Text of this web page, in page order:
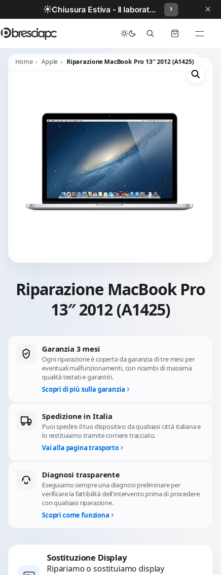
☀️ Chiusura Estiva - Il laboratorio resterà chiuso per ferie dal 29/06/2026 al 05/07/2026 compresi. ×
Home Apple Riparazione MacBook Pro 13″ 2012 (A1425)
Riparazione MacBook Pro
13″ 2012 (A1425)
Garanzia 3 mesi
Ogni riparazione è coperta da garanzia di tre mesi per
eventuali malfunzionamenti, con ricambi di massima
qualità testati e garantiti.
Scopri di più sulla garanzia
Spedizione in Italia
Puoi spedire il tuo dispositivo da qualsiasi città italiana e
lo restituiamo tramite corriere tracciato.
Vai alla pagina trasporto
Diagnosi trasparente
Eseguiamo sempre una diagnosi preliminare per
verificare la fattibilità dell'intervento prima di procedere
con qualsiasi riparazione.
Scopri come funziona
Sostituzione Display
Ripariamo o sostituiamo display